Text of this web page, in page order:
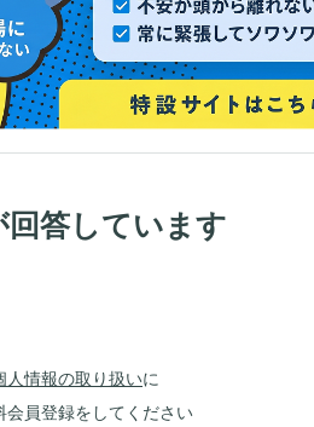
回答しています
人情報の取り扱いに
会員登録をしてください